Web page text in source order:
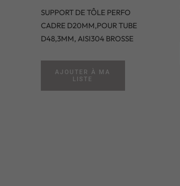
SUPPORT DE TÔLE PERFO
CADRE D20MM,POUR TUBE
D48,3MM, AISI304 BROSSE
AJOUTER À MA
LISTE